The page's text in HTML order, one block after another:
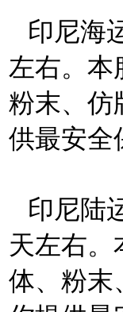
印尼海
左右。本
粉末、仿
供最安全
印尼陆
天左右。
体、粉末